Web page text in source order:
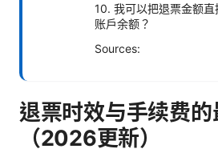
10. 我可以把退票金额
账户余额？
Sources:
退票时效与手续费
（2026更新）